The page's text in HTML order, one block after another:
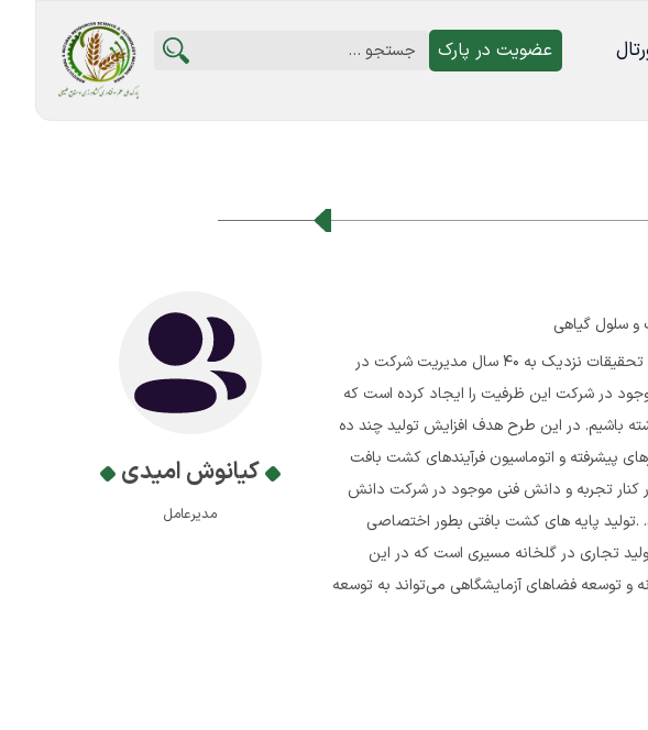
عضویت در پارک
و سلول گیاهی
در شرکت پیشرو قهوه کیانوش در طی 8 سال گذشته و با اتکا به تجربه و تحقیقات نزدیک به 40 سال مدیریت شرکت در
افزوده موجود در شرکت این ظرفیت را ایجاد کرده است که
باشیم. در این طرح هدف افزایش تولید چند ده
پیشرفته و اتوماسیون فرآیندهای کشت بافت
کنار تجربه و دانش فنی موجود در شرکت دانش
.تولید پایه های کشت بافتی بطور اختصاصی
تجاری در گلخانه مسیری است که در این
توسعه فضاهای آزمایشگاهی می‌تواند به توسعه
کیانوش امیدی
مدیرعامل